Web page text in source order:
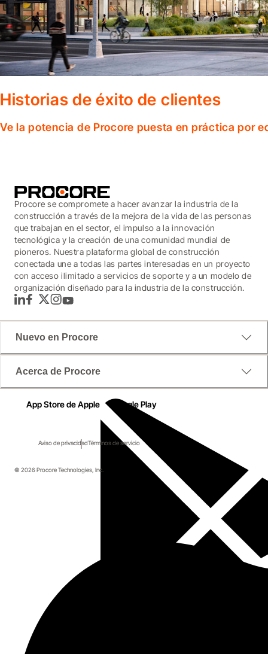
Historias de éxito de clientes
Ve la potencia de Procore puesta en práctica por
Procore se compromete a hacer avanzar la industria de la
construcción a través de la mejora de la vida de las personas
que trabajan en el sector, el impulso a la innovación
tecnológica y la creación de una comunidad mundial de
pioneros. Nuestra plataforma global de construcción
conectada une a todas las partes interesadas en un proyecto
con acceso ilimitado a servicios de soporte y a un modelo de
organización diseñado para la industria de la construcción.
LinkedInFacebook
TwitterInstagram
YouTube
Nuevo en Procore
Acerca de Procore
App Store de Apple Google Play
Aviso de privacidadTérminos de servicio
© 2026 Procore Technologies, Inc.